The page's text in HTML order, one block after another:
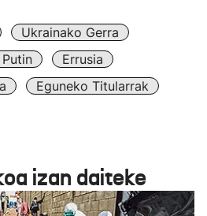
Ukrainako Gerra
Errusia
Eguneko Titularrak
izan daiteke